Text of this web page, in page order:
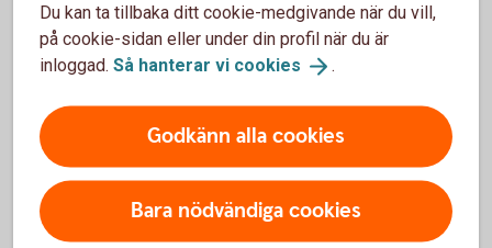
Logga in, få ett försäkringsförslag och teckna din
försäkring
Skaffaförsäkringen
Via telefon
Direkt kontakt med våra specialister på försäkring.
Du kan ta tillbaka ditt cookie-medgivande när du vill,
på cookie-sidan eller under din profil när du är
inloggad. Så hanterar vi cookies .
Godkänn alla cookies
Bara nödvändiga cookies